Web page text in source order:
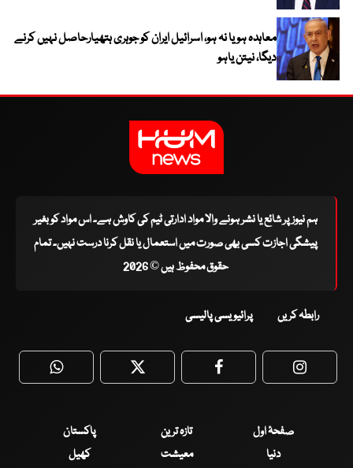
معاہدہ ہو یا نہ ہو، اسرائیل ایران کو جوہری ہتھیارحاصل نہیں کرنے
دیگا، نیتن یاہو
ہم نیوز پر شائع یا نشر ہونے والا مواد ادارتی ٹیم کی کاوش ہے۔ اس مواد کو بغیر
پیشگی اجازت کسی بھی صورت میں استعمال یا نقل کرنا درست نہیں۔ تمام
حقوق محفوظ ہیں © 2026
رابطہ کریں پرائیویسی پالیسی
WhatsApp Twitter Facebook
صفحۂ اول تازہ ترین
پاکستان
دنیا
معیشت
کھیل